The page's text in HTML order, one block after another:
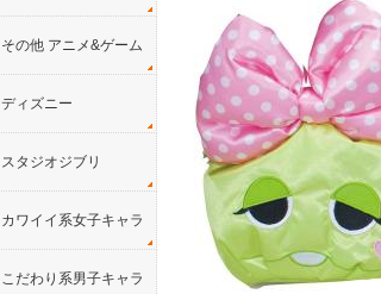
その他 アニメ&ゲーム
ディズニー
スタジオジブリ
カワイイ系女子キャラ
こだわり系男子キャラ